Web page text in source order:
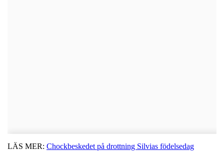
LÄS MER: Chockbeskedet på drottning Silvias födelsedag